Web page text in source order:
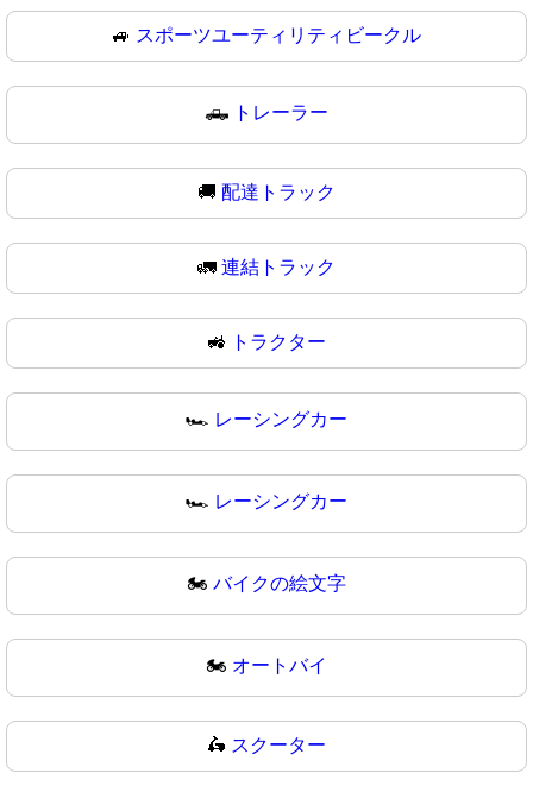
🚙 スポーツユーティリティビークル
🛻 トレーラー
🚚 配達トラック
🚛 連結トラック
🚜 トラクター
🏎️ レーシングカー
🏎 レーシングカー
🏍️ バイクの絵文字
🏍 オートバイ
🛵 スクーター